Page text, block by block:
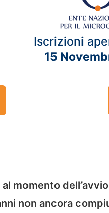
Iscrizioni
15
momento
non ancora